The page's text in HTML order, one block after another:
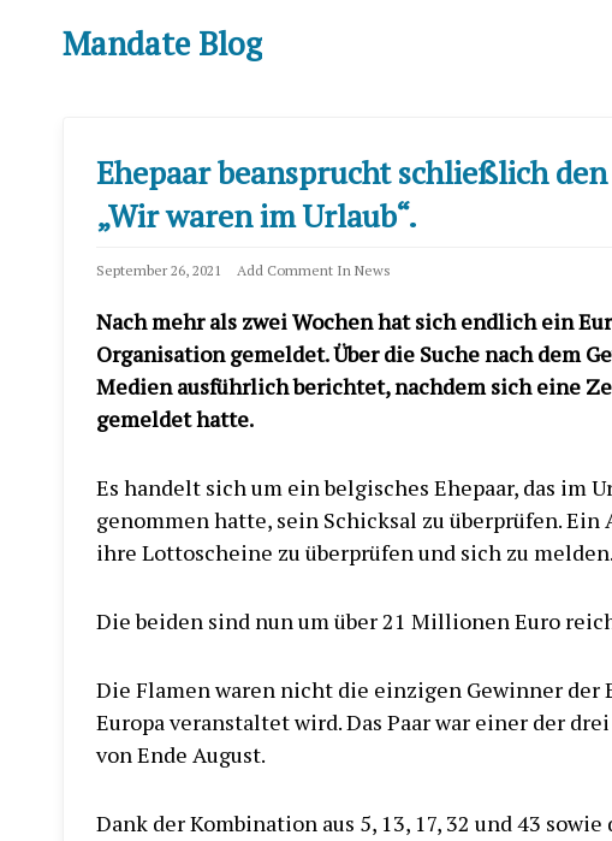
Mandate Blog
Ehepaar beansprucht schließlich
„Wir waren im Urlaub“.
September 26, 2021 Add Comment In News
Nach mehr als zwei Wochen hat sich endlich ein
Organisation gemeldet. Über die Suche nach dem
Medien ausführlich berichtet, nachdem sich eine
gemeldet hatte.
Es handelt sich um ein belgisches Ehepaar, das im
genommen hatte, sein Schicksal zu überprüfen.
ihre Lottoscheine zu überprüfen und sich zu melden.
Die beiden sind nun um über 21 Millionen Euro
Die Flamen waren nicht die einzigen Gewinner
Europa veranstaltet wird. Das Paar war einer der
von Ende August.
Dank der Kombination aus 5, 13, 17, 32 und 43